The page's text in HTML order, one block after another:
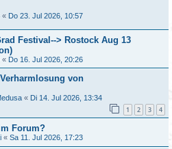
« Do 23. Jul 2026, 10:57
Festival--> Rostock Aug 13
« Do 16. Jul 2026, 20:26
von
« Di 14. Jul 2026, 13:34
1 2 3 4
Forum?
« Sa 11. Jul 2026, 17:23